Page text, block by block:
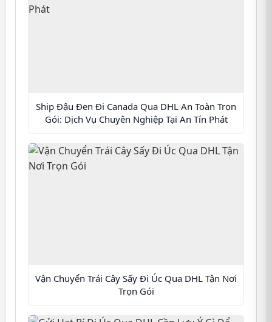
Ship Đậu Đen Đi Canada Qua DHL An Toàn Trọn
Gói: Dịch Vụ Chuyên Nghiệp Tại An Tín Phát
Vận Chuyển Trái Cây Sấy Đi Úc Qua DHL Tận Nơi
Trọn Gói